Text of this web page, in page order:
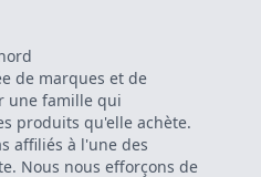
de marques et de
une famille qui
produits qu'elle achète.
affiliés à l'une des
Nous nous efforçons de